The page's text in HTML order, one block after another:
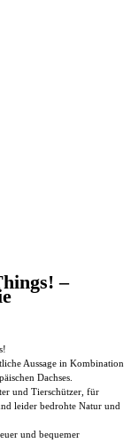
–
Aussage in Kombination
Dachses.
und Tierschützer, für
leider bedrohte Natur und
und bequemer